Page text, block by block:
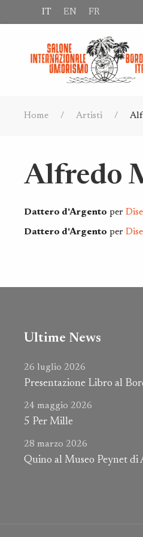
IT EN FR
Home Artisti
Alfredo
Dattero d'Argento per
Dattero d'Argento per
Ultime News
26 luglio 2026
Presentazione Libro al
24 maggio 2026
5 Per Mille
28 marzo 2026
Quino al Museo Peynet di